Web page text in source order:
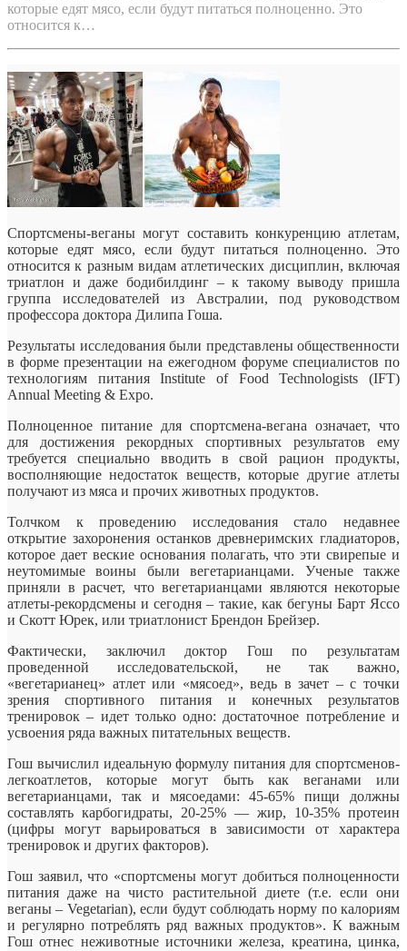
которые едят мясо, если будут питаться полноценно. Это
относится к…
Спортсмены-веганы могут составить конкуренцию атлетам,
которые едят мясо, если будут питаться полноценно. Это
относится к разным видам атлетических дисциплин, включая
триатлон и даже бодибилдинг – к такому выводу пришла
группа исследователей из Австралии, под руководством
профессора доктора Дилипа Гоша.
Результаты исследования были представлены общественности
в форме презентации на ежегодном форуме специалистов по
технологиям питания Institute of Food Technologists (IFT)
Annual Meeting & Expo.
Полноценное питание для спортсмена-вегана означает, что
для достижения рекордных спортивных результатов ему
требуется специально вводить в свой рацион продукты,
восполняющие недостаток веществ, которые другие атлеты
получают из мяса и прочих животных продуктов.
Толчком к проведению исследования стало недавнее
открытие захоронения останков древнеримских гладиаторов,
которое дает веские основания полагать, что эти свирепые и
неутомимые воины были вегетарианцами. Ученые также
приняли в расчет, что вегетарианцами являются некоторые
атлеты-рекордсмены и сегодня – такие, как бегуны Барт Яссо
и Скотт Юрек, или триатлонист Брендон Брейзер.
Фактически, заключил доктор Гош по результатам
проведенной исследовательской, не так важно,
«вегетарианец» атлет или «мясоед», ведь в зачет – с точки
зрения спортивного питания и конечных результатов
тренировок – идет только одно: достаточное потребление и
усвоения ряда важных питательных веществ.
Гош вычислил идеальную формулу питания для спортсменов-
легкоатлетов, которые могут быть как веганами или
вегетарианцами, так и мясоедами: 45-65% пищи должны
составлять карбогидраты, 20-25% — жир, 10-35% протеин
(цифры могут варьироваться в зависимости от характера
тренировок и других факторов).
Гош заявил, что «спортсмены могут добиться полноценности
питания даже на чисто растительной диете (т.е. если они
веганы – Vegetarian), если будут соблюдать норму по калориям
и регулярно потреблять ряд важных продуктов». К важным
Гош отнес неживотные источники железа, креатина, цинка,